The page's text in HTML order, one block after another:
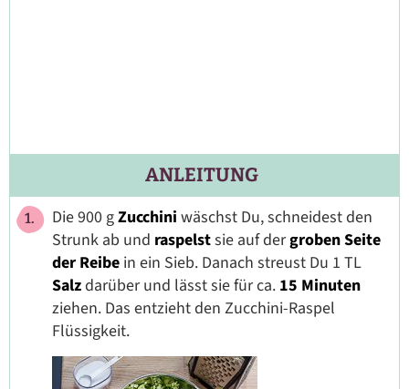
ANLEITUNG
Die 900 gZucchini wäschst Du, schneidest den
Strunk ab und raspelstsie auf dergroben Seite
der Reibe in ein Sieb. Danach streust Du 1 TL
Salzdarüber und lässt sie für ca. 15 Minuten
ziehen. Das entzieht den Zucchini-Raspel
Flüssigkeit.